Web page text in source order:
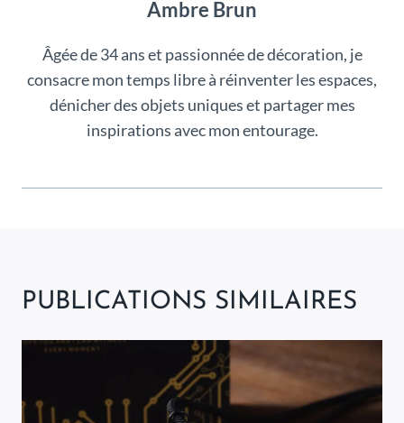
Ambre Brun
Âgée de 34 ans et passionnée de décoration, je
consacre mon temps libre à réinventer les espaces,
dénicher des objets uniques et partager mes
inspirations avec mon entourage.
PUBLICATIONS SIMILAIRES